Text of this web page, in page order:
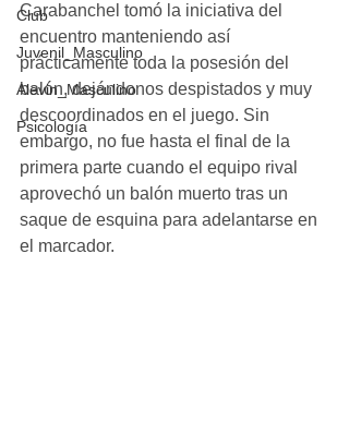
Club
Juvenil_Masculino
Alevin_Masculino
Psicología
Carabanchel tomó la iniciativa del
encuentro manteniendo así
prácticamente toda la posesión del
balón, dejándonos despistados y muy
descoordinados en el juego. Sin
embargo, no fue hasta el final de la
primera parte cuando el equipo rival
aprovechó un balón muerto tras un
saque de esquina para adelantarse en
el marcador.